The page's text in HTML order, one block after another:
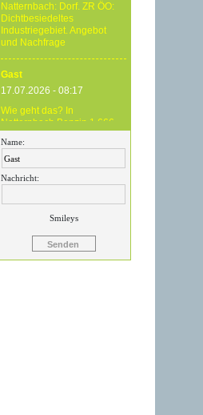
Natternbach: Dorf. ZR ÖO:
Dichtbesiedeltes
Industriegebiet. Angebot
und Nachfrage
Gast
17.07.2026 - 08:17
Wie geht das? In
Natternbach Benzin 1,666
Benzin 1,819 - das ist
Betrug !
17.07.2026 - 07:05
Märchenstunde :-) Vorort nix
zu sehen !
Name:
Nachricht:
Smileys